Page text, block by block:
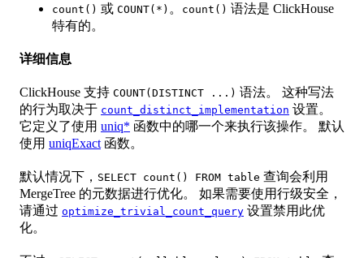
count() 或 COUNT(*) 。 count() 语法是 ClickHouse
特有的。
详细信息
ClickHouse 支持 COUNT(DISTINCT ...) 语法。 这种写法
的行为取决于 count_distinct_implementation 设置。
它定义了使用 uniq* 函数中的哪一个来执行该操作。 默认
使用 uniqExact函数。
默认情况下， SELECT count() FROM table 查询会利用
MergeTree 的元数据进行优化。 如果需要使用行级安全，
请通过 optimize_trivial_count_query 设置禁用此优
化。